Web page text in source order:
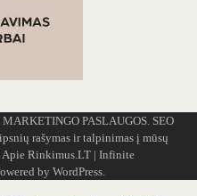
PASLAUGOS. SEO
rašymas ir talpinimas į mūsų
Apie Rinkimus.LT| Infinite
by WordPress.